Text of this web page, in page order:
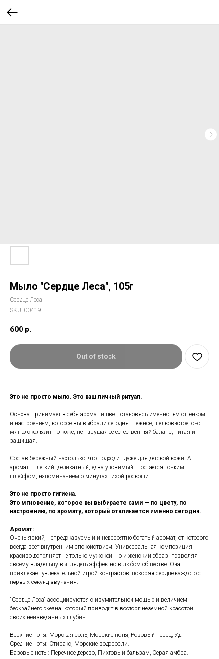
Мыло "Сердце Леса", 105г
Сердце Леса
SKU: 00419
600 р.
Out of stock
Это не просто мыло. Это ваш личный ритуал.
Основа принимает в себя аромат и цвет, становясь именно тем оттенком
и настроением, которое вы выбрали сегодня. Нежное, шелковистое, оно
мягко скользит по коже, не нарушая её естественный баланс, питая и
защищая.
Состав бережный настолько, что подходит даже для детской кожи. А
аромат — легкий, деликатный, едва уловимый — остается тонким
шлейфом, напоминанием о минутах тихой роскоши.
Это не просто гигиена.
Это мгновение, которое вы выбираете сами — по цвету, по
настроению, по аромату, который откликается именно сегодня.
Аромат:
Очень яркий, непредсказуемый и невероятно богатый аромат, от которого
всегда веет внутренним спокойствием. Универсальная композиция
красиво дополняет не только мужской, но и женский образ, позволяя
своему владельцу выглядеть эффектно в любом обществе. Она
привлекает увлекательной игрой контрастов, покоряя сердце каждого с
первых секунд звучания.
"Сердце Леса" ассоциируются с изумительной мощью и величием
бескрайнего океана, который приводит в восторг неземной красотой
своих неизведанных глубин.
Верхние ноты: Морская соль, Морские ноты, Розовый перец, Уд.
Средние ноты: Стиракс, Морские водоросли.
Базовые ноты: Перечное дерево, Пихтовый бальзам, Серая амбра.